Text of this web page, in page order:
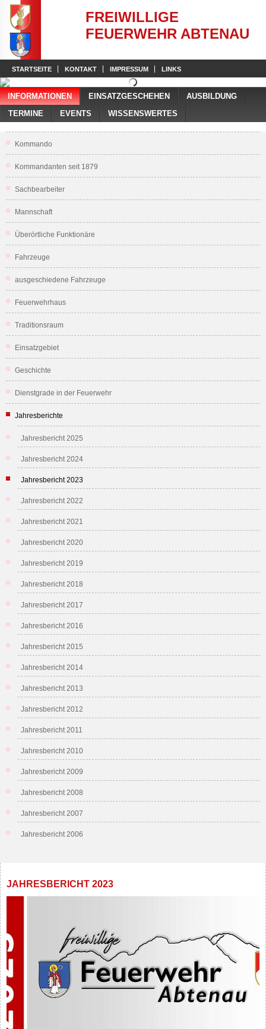
FREIWILLIGE
FEUERWEHR ABTENAU
STARTSEITE KONTAKT IMPRESSUM LINKS
INFORMATIONEN EINSATZGESCHEHEN
AUSBILDUNG
TERMINE
EVENTS WISSENSWERTES
Kommando
Kommandanten seit 1879
Sachbearbeiter
Mannschaft
Überörtliche Funktionäre
Fahrzeuge
ausgeschiedene Fahrzeuge
Feuerwehrhaus
Traditionsraum
Einsatzgebiet
Geschichte
Dienstgrade in der Feuerwehr
Jahresberichte
Jahresbericht 2025
Jahresbericht 2024
Jahresbericht 2023
Jahresbericht 2022
Jahresbericht 2021
Jahresbericht 2020
Jahresbericht 2019
Jahresbericht 2018
Jahresbericht 2017
Jahresbericht 2016
Jahresbericht 2015
Jahresbericht 2014
Jahresbericht 2013
Jahresbericht 2012
Jahresbericht 2011
Jahresbericht 2010
Jahresbericht 2009
Jahresbericht 2008
Jahresbericht 2007
Jahresbericht 2006
JAHRESBERICHT 2023